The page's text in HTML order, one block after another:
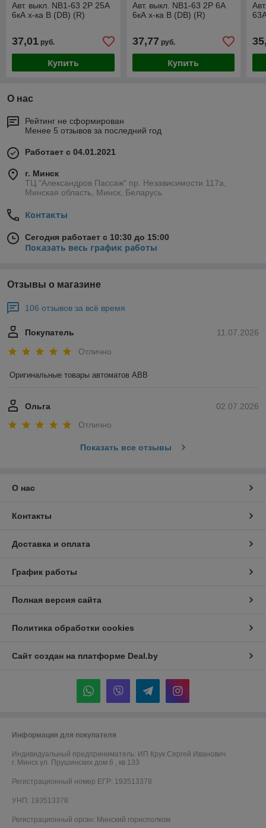
Авт. выкл. NB1-63 2P 25A
6кА х-ка B (DB) (R)
37,01 руб.
Купить
Авт. выкл. NB1-63 2P 6A
6кА х-ка B (DB) (R)
37,77 руб.
Купить
О нас
Рейтинг не сформирован
Менее 5 отзывов за последний год
Работает с 04.01.2021
г. Минск
ТЦ "Александров Пассаж" пр. Независимости 117а,
Минская область, Минск, Беларусь
Контакты
Сегодня работает с 10:30 до 15:00
Показать весь график работы
Отзывы о магазине
106 отзывов за всё время
11.07.2026
Покупатель
Отлично
Оригинальные товары автоматов ABB
02.07.2026
Ольга
Отлично
Показать все отзывы
О нас
Контакты
Доставка и оплата
График работы
Полная версия сайта
Политика обработки cookies
Сайт создан на платформе Deal.by
Информация для покупателя
Индивидуальный предприниматель: ИП Крук Сергей Иванович
г. Минск ул. Прушинских дом 6 , кв 133
Регистрационный номер ЕГР: 193513378
УНП: 193513378
Регистрационный орган: Минский горисполком